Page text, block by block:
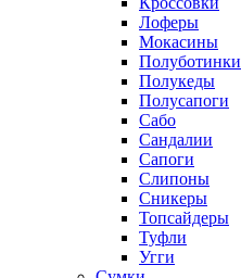
Лоферы
Мокасины
Полуботинки
Полукеды
Полусапоги
Сабо
Сандалии
Сапоги
Слипоны
Сникеры
Топсайдеры
Туфли
Угги